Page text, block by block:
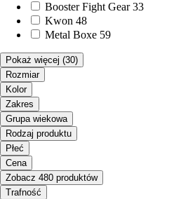
Booster Fight Gear 33
Kwon 48
Metal Boxe 59
Pokaż więcej (30)
Rozmiar
Kolor
Zakres
Grupa wiekowa
Rodzaj produktu
Płeć
Cena
Zobacz 480 produktów
Trafność